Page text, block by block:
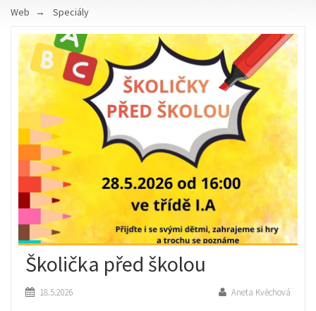
Web Speciály
Školička před školou
Aneta Kvěchová
18.5.2026